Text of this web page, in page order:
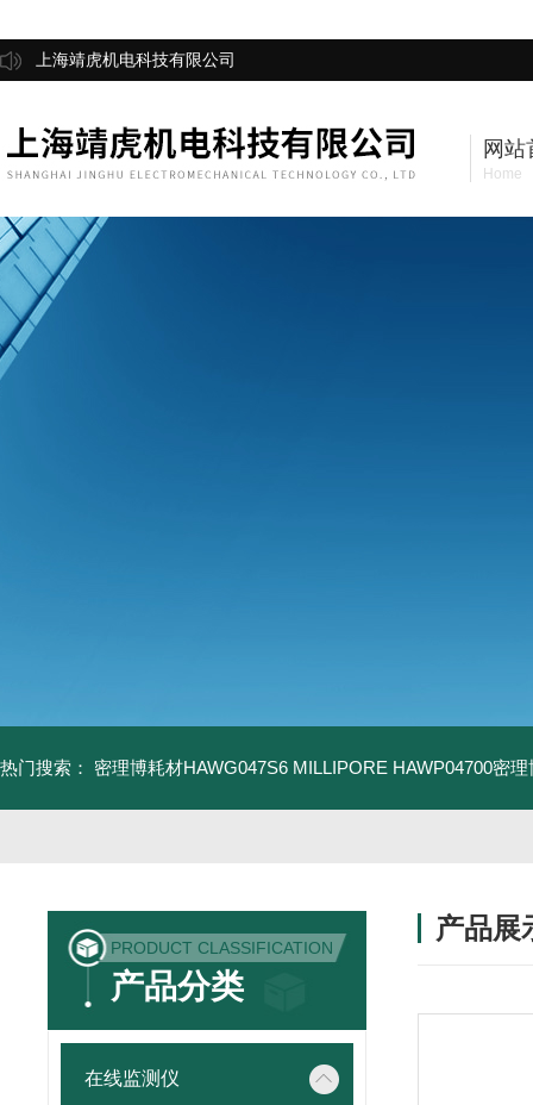
上海靖虎机电科技有限公司
网站
Home
热门搜索： 密理博耗材HAWG047S6 MILLIPORE HAWP04700密
PRODUCT CLASSIFICATION
产品分类
在线监测仪
产品展